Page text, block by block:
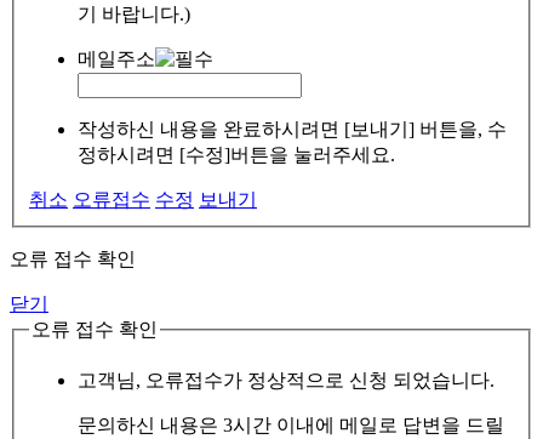
기 바랍니다.)
메일주소
작성하신 내용을 완료하시려면 [보내기] 버튼을, 수
정하시려면 [수정]버튼을 눌러주세요.
취소 오류접수 수정 보내기
오류 접수 확인
닫기
오류 접수 확인
고객님, 오류접수가 정상적으로 신청 되었습니다.
문의하신 내용은 3시간 이내에 메일로 답변을 드릴